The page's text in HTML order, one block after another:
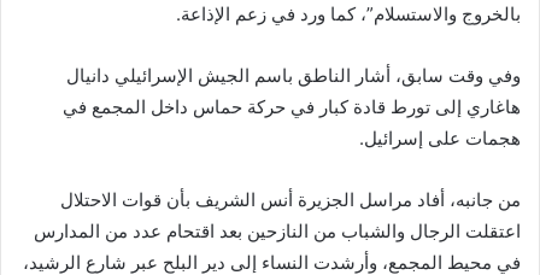
بالخروج والاستسلام”، كما ورد في زعم الإذاعة.
وفي وقت سابق، أشار الناطق باسم الجيش الإسرائيلي دانيال
هاغاري إلى تورط قادة كبار في حركة حماس داخل المجمع في
هجمات على إسرائيل.
من جانبه، أفاد مراسل الجزيرة أنس الشريف بأن قوات الاحتلال
اعتقلت الرجال والشباب من النازحين بعد اقتحام عدد من المدارس
في محيط المجمع، وأرشدت النساء إلى دير البلح عبر شارع الرشيد،